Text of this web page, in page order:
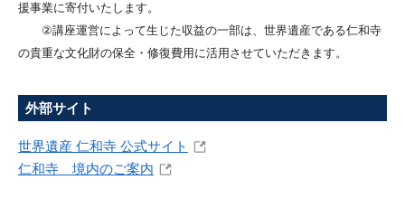
援事業に寄付いたします。
②講座運営によって生じた収益の一部は、世界遺産である仁和寺
の貴重な文化財の保全・修復費用に活用させていただきます。
外部サイト
世界遺産 仁和寺 公式サイト
仁和寺 境内のご案内